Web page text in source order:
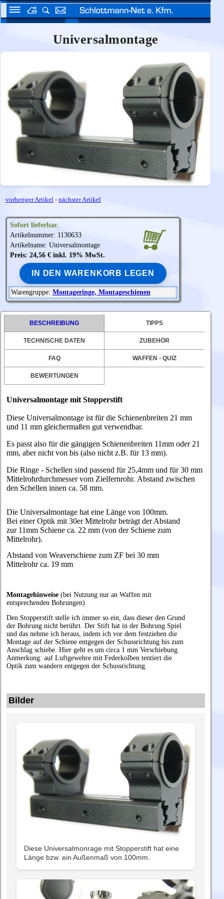
Universalmontage
vorheriger Artikel - nächster Artikel
Sofort lieferbar.
Artikelnummer: 1130633
Artikelname: Universalmontage
Preis: 24,56 € inkl. 19% MwSt.
IN DEN WARENKORB LEGEN
Warengruppe: Montageringe, Montageschienen
BESCHREIBUNG TIPPS
TECHNISCHE DATEN ZUBEHÖR
FAQ WAFFEN - QUIZ
BEWERTUNGEN
Universalmontage mit Stopperstift
Diese Universalmontage ist für die Schienenbreiten 21 mm
und 11 mm gleichermaßen gut verwendbar.
Es passt also für die gängigen Schienenbreiten 11mm oder 21
mm, aber nicht von bis (also nicht z.B. für 13 mm).
Die Ringe - Schellen sind passend für 25,4mm und für 30 mm
Mittelrohrdurchmesser vom Zielfernrohr. Abstand zwischen
den Schellen innen ca. 58 mm.
Die Universalmontage hat eine Länge von 100mm.
Bei einer Optik mit 30er Mittelrohr beträgt der Abstand
zur 11mm Schiene ca. 22 mm (von der Schiene zum
Mittelrohr).
Abstand von Weaverschiene zum ZF bei 30 mm
Mittelrohr ca. 19 mm
Montagehinweise (bei Nutzung nur an Waffen mit
entsprechenden Bohrungen)
Den Stopperstift stelle ich immer so ein, dass dieser den Grund
der Bohrung nicht berührt. Der Stift hat in der Bohrung Spiel
und das nehme ich heraus, indem ich vor dem festziehen die
Montage auf der Schiene entgegen der Schussrichtung bis zum
Anschlag schiebe. Hier geht es um circa 1 mm Verschiebung.
Anmerkung: auf Luftgewehre mit Federkolben tentiert die
Optik zum wandern entgegen der Schussrichtung.
Bilder
Diese Universalmonrage mit Stopperstift hat eine
Länge bzw. ein Außenmaß von 100mm.